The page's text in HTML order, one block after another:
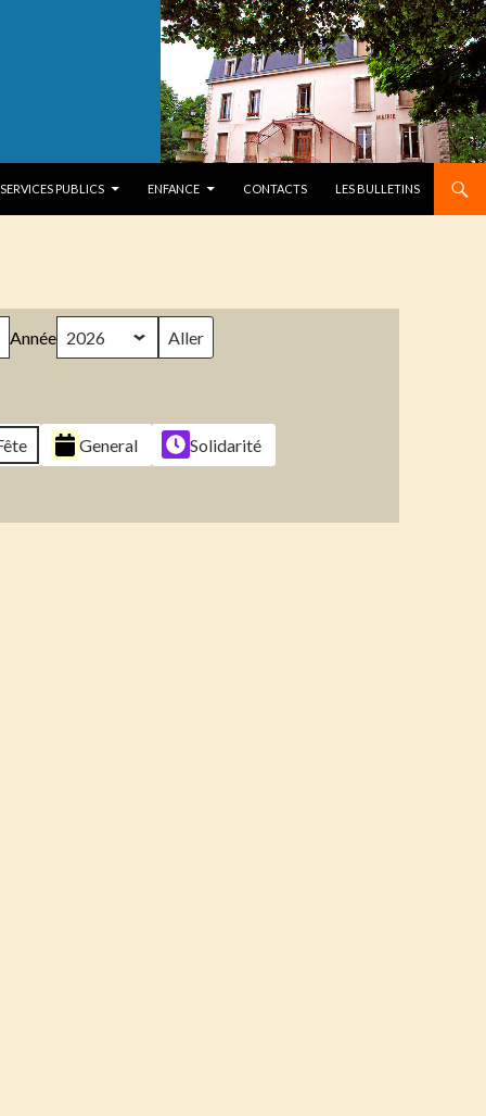
SERVICES PUBLICS ENFANCE CONTACTS LES BULLETINS
Année
General
Solidarité